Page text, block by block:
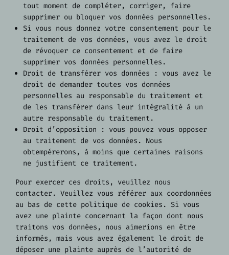
tout moment de compléter, corriger, faire
supprimer ou bloquer vos données personnelles.
Si vous nous donnez votre consentement pour le
traitement de vos données, vous avez le droit
de révoquer ce consentement et de faire
supprimer vos données personnelles.
Droit de transférer vos données : vous avez le
droit de demander toutes vos données
personnelles au responsable du traitement et
de les transférer dans leur intégralité à un
autre responsable du traitement.
Droit d’opposition : vous pouvez vous opposer
au traitement de vos données. Nous
obtempérerons, à moins que certaines raisons
ne justifient ce traitement.
Pour exercer ces droits, veuillez nous
contacter. Veuillez vous référer aux coordonnées
au bas de cette politique de cookies. Si vous
avez une plainte concernant la façon dont nous
traitons vos données, nous aimerions en être
informés, mais vous avez également le droit de
déposer une plainte auprès de l’autorité de